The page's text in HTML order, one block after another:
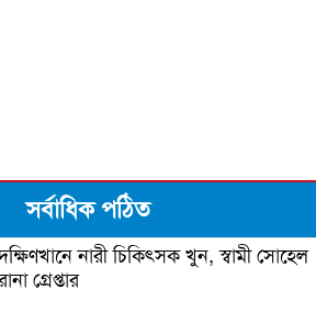
সর্বাধিক পঠিত
নারী চিকিৎসক খুন, স্বামী সোহেল
গ্রেপ্তার